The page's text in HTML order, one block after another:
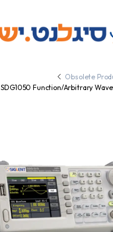
Obsolete
SDG1050 Function/Arbitrary